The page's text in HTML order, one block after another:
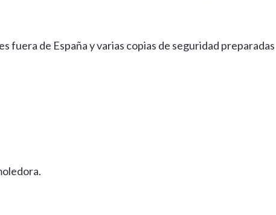
fuera de España y varias copias de seguridad preparadas